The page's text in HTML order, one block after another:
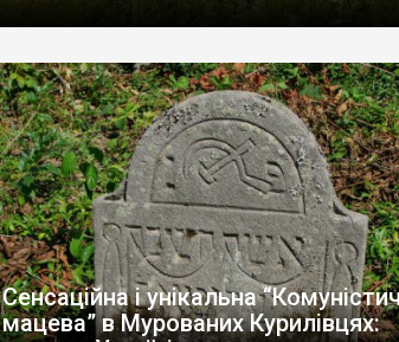
Сенсаційна і унікальна
мацева” в Мурованих Курилівцях: